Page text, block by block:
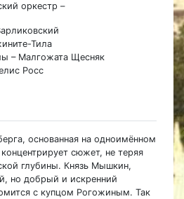
оркестр –
Тила
– Малгожата Щесняк
Росс
основанная на одноимённом
сюжет, не теряя
глубины. Князь Мышкин,
но добрый и искренний
с купцом Рогожиным. Так